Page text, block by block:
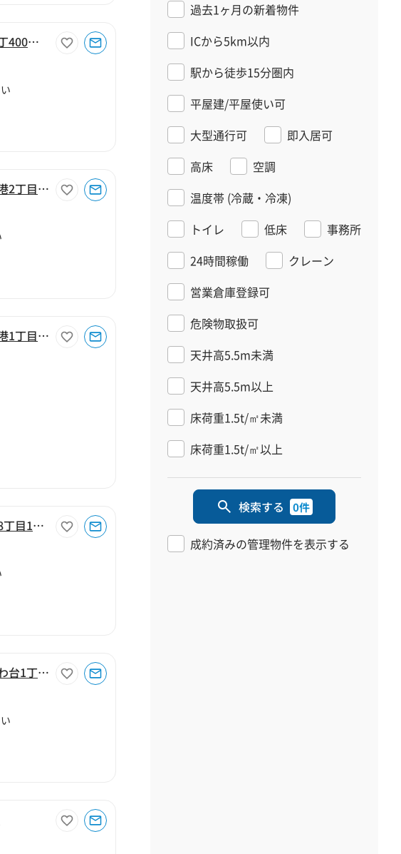
【千葉県長生郡長生村】長生郡長生村一松丁400坪倉庫
【千葉県千葉市中央区】千葉市中央区千葉港2丁目280坪倉庫
【千葉県千葉市中央区】千葉市中央区中央港1丁目1888坪倉庫
【千葉県千葉市中央区】千葉市中央区都町8丁目160坪倉庫
【千葉県千葉市若葉区】千葉市若葉区みつわ台1丁目800坪倉庫
過去1ヶ月の新着物件
ICから5km以内
駅から徒歩15分圏内
平屋建/平屋使い可
大型通行可
即入居可
高床
空調
温度帯 (冷蔵・冷凍)
トイレ
低床
事務所
24時間稼働
クレーン
営業倉庫登録可
危険物取扱可
天井高5.5m未満
天井高5.5m以上
床荷重1.5t/㎡未満
床荷重1.5t/㎡以上
検索する 0件
成約済みの管理物件を表示する